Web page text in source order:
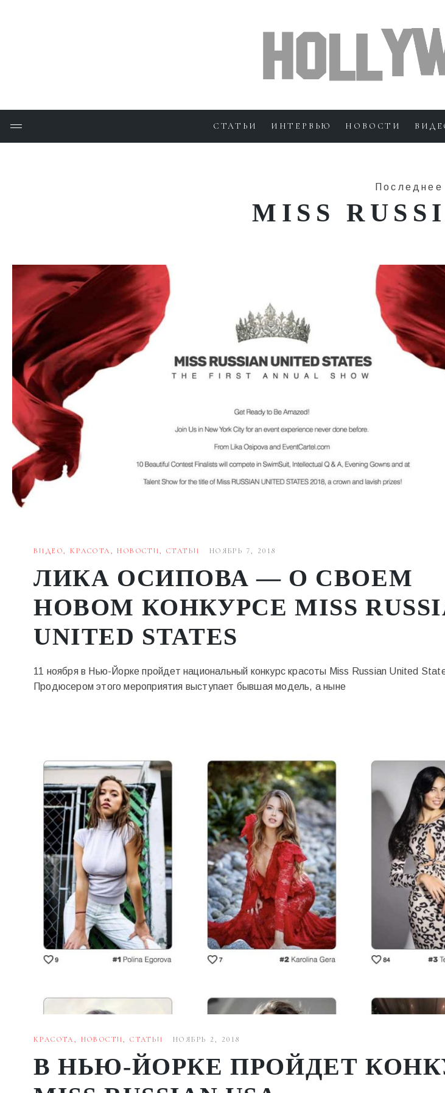
СТАТЬИ ИНТЕРВЬЮ НОВОСТИ
Последнее
MISS
ВИДЕО, КРАСОТА ,НОВОСТИ,СТАТЬИ НОЯБРЬ 7, 2018
ЛИКА ОСИПОВА — О СВОЕМ
НОВОМ КОНКУРСЕ MISS
UNITED STATES
11 ноября в Нью-Йорке пройдет национальный конкурс красоты Miss Russian United
Продюсером этого мероприятия выступает бывшая модель, а ныне
КРАСОТА , НОВОСТИ,СТАТЬИ НОЯБРЬ 2, 2018
В НЬЮ-ЙОРКЕ ПРОЙДЕТ